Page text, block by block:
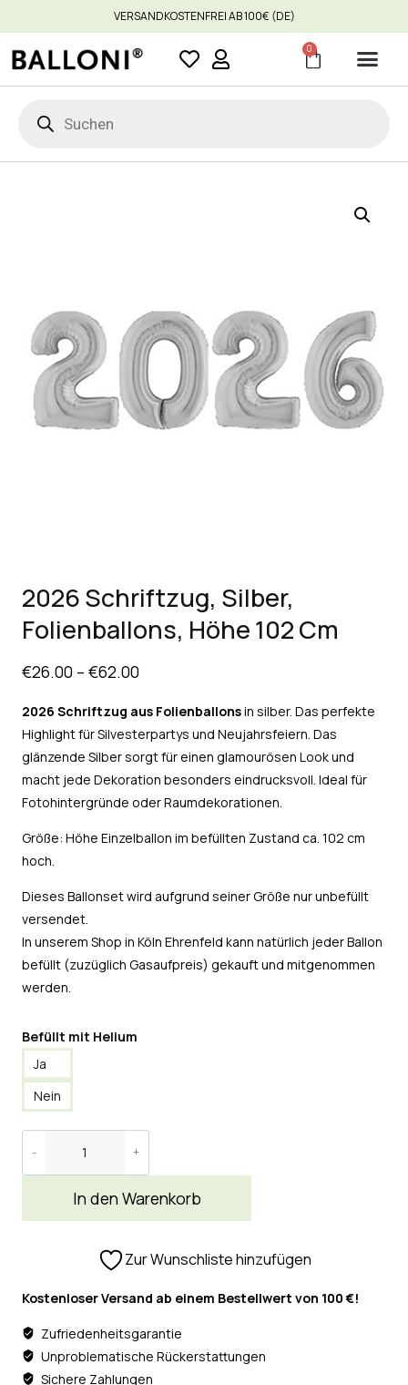
VERSANDKOSTENFREI AB 100€ (DE)
0
2026 Schriftzug, Silber,
Folienballons, Höhe 102 Cm
€26.00 – €62.00
2026 Schriftzug aus Folienballonsin silber. Das perfekte
Highlight für Silvesterpartys und Neujahrsfeiern. Das
glänzende Silber sorgt für einen glamourösen Look und
macht jede Dekoration besonders eindrucksvoll. Ideal für
Fotohintergründe oder Raumdekorationen.
Größe: Höhe Einzelballon im befüllten Zustand ca. 102 cm
hoch.
Dieses Ballonset wird aufgrund seiner Größe nur unbefüllt
versendet.
In unserem Shop in Köln Ehrenfeld kann natürlich jeder Ballon
befüllt (zuzüglich Gasaufpreis) gekauft und mitgenommen
werden.
Befüllt mit Helium
Ja
Nein
In den Warenkorb
Zur Wunschliste hinzufügen
Kostenloser Versand ab einem Bestellwert von 100 €!
Zufriedenheitsgarantie
Unproblematische Rückerstattungen
Sichere Zahlungen